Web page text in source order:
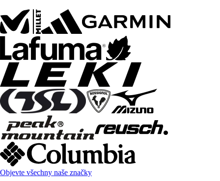
Objevte všechny naše značky